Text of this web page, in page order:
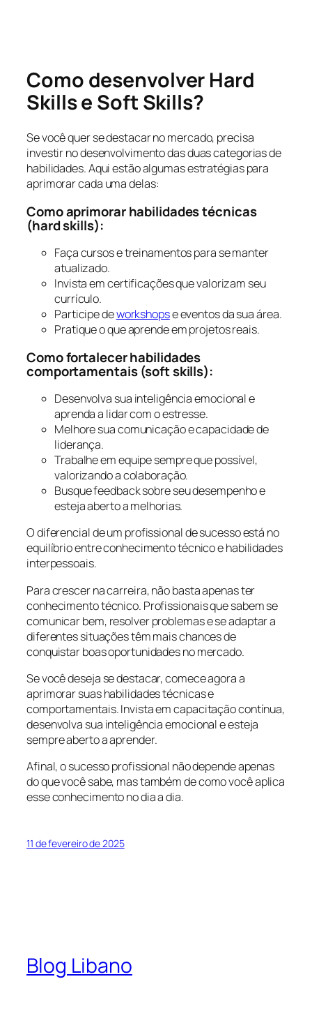
Como desenvolver Hard
Skills e Soft Skills?
Se você quer se destacar no mercado, precisa
investir no desenvolvimento das duas categorias de
habilidades. Aqui estão algumas estratégias para
aprimorar cada uma delas:
Como aprimorar habilidades técnicas
(hard skills):
Faça cursos e treinamentos para se manter
atualizado.
Invista em certificações que valorizam seu
currículo.
Participe deworkshopse eventos da sua área.
Pratique o que aprende em projetos reais.
Como fortalecer habilidades
comportamentais (soft skills):
Desenvolva sua inteligência emocional e
aprenda a lidar com o estresse.
Melhore sua comunicação e capacidade de
liderança.
Trabalhe em equipe sempre que possível,
valorizando a colaboração.
Busque feedback sobre seu desempenho e
esteja aberto a melhorias.
O diferencial de um profissional de sucesso está no
equilíbrio entre conhecimento técnico e habilidades
interpessoais.
Para crescer na carreira, não basta apenas ter
conhecimento técnico. Profissionais que sabem se
comunicar bem, resolver problemas e se adaptar a
diferentes situações têm mais chances de
conquistar boas oportunidades no mercado.
Se você deseja se destacar, comece agora a
aprimorar suas habilidades técnicas e
comportamentais. Invista em capacitação contínua,
desenvolva sua inteligência emocional e esteja
sempre aberto a aprender.
Afinal, o sucesso profissional não depende apenas
do que você sabe, mas também de como você aplica
esse conhecimento no dia a dia.
11 de fevereiro de 2025
Blog Libano